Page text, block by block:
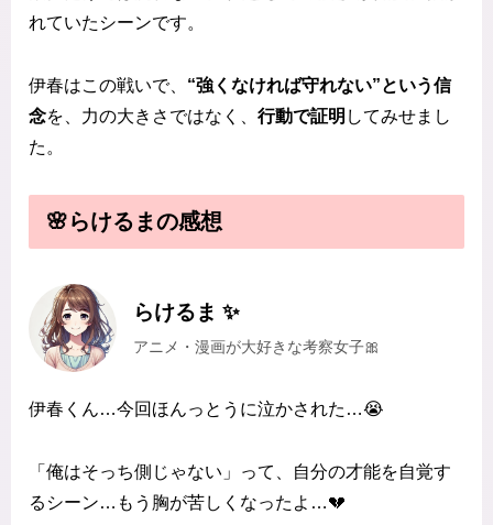
れていたシーンです。
伊春はこの戦いで、 “強くなければ守れない”という信
念を、力の大きさではなく、 行動で証明 してみせまし
た。
🌸らけるまの感想
らけるま ✨
アニメ・漫画が大好きな考察女子🎀
伊春くん…今回ほんっとうに泣かされた…😭
「俺はそっち側じゃない」って、自分の才能を自覚す
るシーン…もう胸が苦しくなったよ…💔